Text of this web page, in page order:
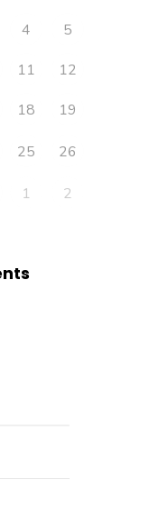
4
5
11
12
18 19
25 26
1 2